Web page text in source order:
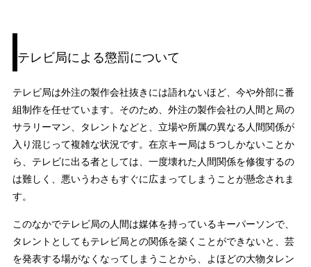
テレビ局による懲罰について
テレビ局は外注の製作会社抜きには語れないほど、今や外部に番
組制作を任せています。そのため、外注の製作会社の人間と局の
サラリーマン、タレントなどと、立場や所属の異なる人間関係が
入り混じって複雑な状況です。在京キー局は５つしかないことか
ら、テレビに出る者としては、一度壊れた人間関係を修復するの
は難しく、悪いうわさもすぐに広まってしまうことが懸念されま
す。
このなかでテレビ局の人間は媒体を持っているキーパーソンで、
タレントとしてもテレビ局との関係を築くことができないと、芸
を発表する場がなくなってしまうことから、よほどの大物タレン